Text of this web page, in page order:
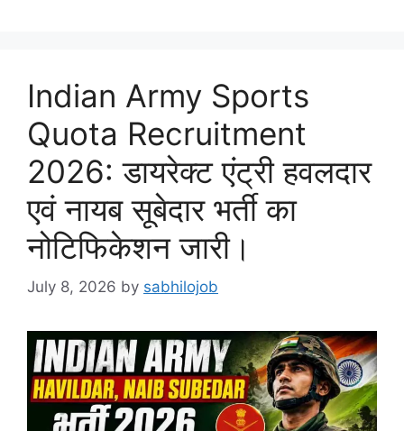
Indian Army Sports
Quota Recruitment
2026: डायरेक्ट एंट्री हवलदार
एवं नायब सूबेदार भर्ती का
नोटिफिकेशन जारी।
July 8, 2026 by sabhilojob